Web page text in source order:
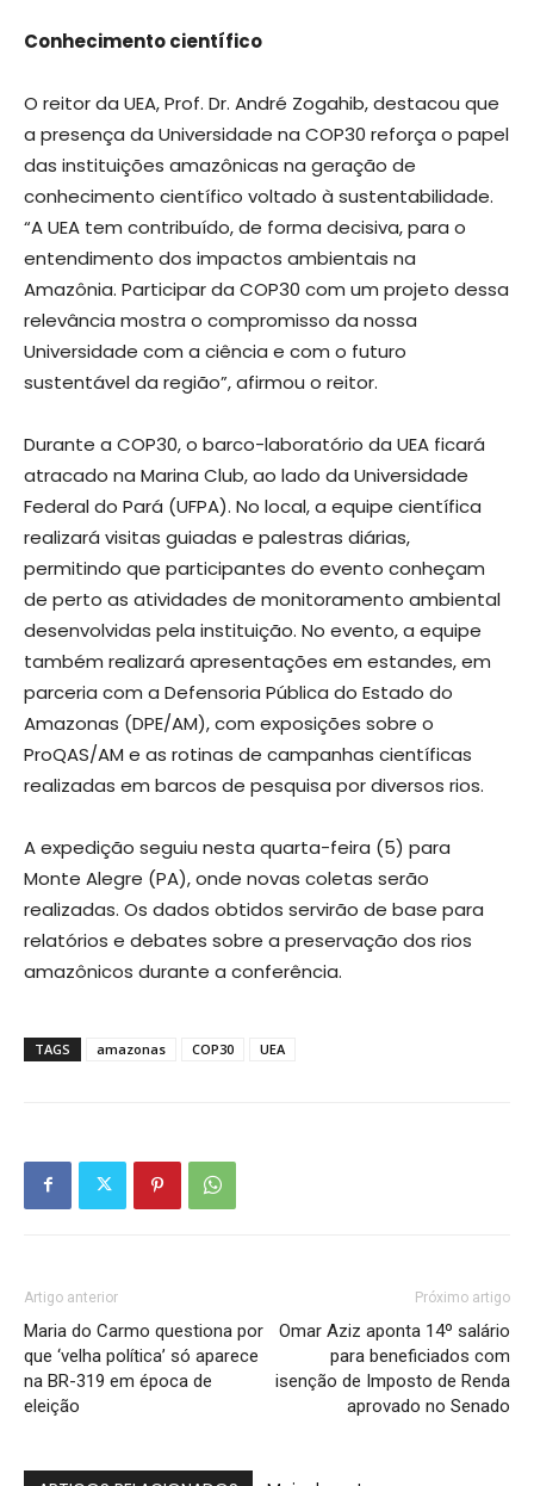
Conhecimento científico
O reitor da UEA, Prof. Dr. André Zogahib, destacou que
a presença da Universidade na COP30 reforça o papel
das instituições amazônicas na geração de
conhecimento científico voltado à sustentabilidade.
“A UEA tem contribuído, de forma decisiva, para o
entendimento dos impactos ambientais na
Amazônia. Participar da COP30 com um projeto dessa
relevância mostra o compromisso da nossa
Universidade com a ciência e com o futuro
sustentável da região”, afirmou o reitor.
Durante a COP30, o barco-laboratório da UEA ficará
atracado na Marina Club, ao lado da Universidade
Federal do Pará (UFPA). No local, a equipe científica
realizará visitas guiadas e palestras diárias,
permitindo que participantes do evento conheçam
de perto as atividades de monitoramento ambiental
desenvolvidas pela instituição. No evento, a equipe
também realizará apresentações em estandes, em
parceria com a Defensoria Pública do Estado do
Amazonas (DPE/AM), com exposições sobre o
ProQAS/AM e as rotinas de campanhas científicas
realizadas em barcos de pesquisa por diversos rios.
A expedição seguiu nesta quarta-feira (5) para
Monte Alegre (PA), onde novas coletas serão
realizadas. Os dados obtidos servirão de base para
relatórios e debates sobre a preservação dos rios
amazônicos durante a conferência.
TAGS amazonas COP30 UEA
Artigo anterior
Maria do Carmo questiona por
que ‘velha política’ só aparece
na BR-319 em época de
eleição
Próximo artigo
Omar Aziz aponta 14º salário
para beneficiados com
isenção de Imposto de Renda
aprovado no Senado